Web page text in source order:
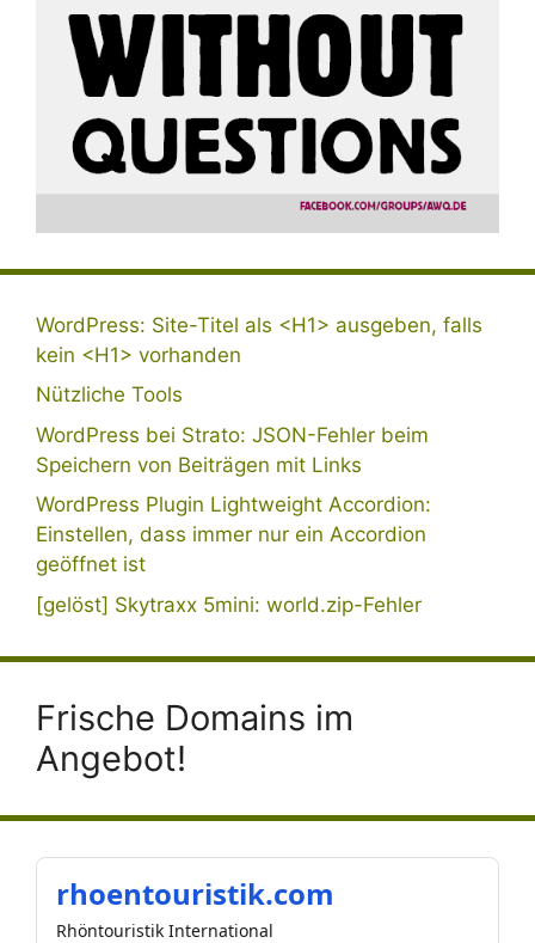
WordPress: Site-Titel als <H1> ausgeben, falls
kein <H1> vorhanden
Nützliche Tools
WordPress bei Strato: JSON-Fehler beim
Speichern von Beiträgen mit Links
WordPress Plugin Lightweight Accordion:
Einstellen, dass immer nur ein Accordion
geöffnet ist
[gelöst] Skytraxx 5mini: world.zip-Fehler
Frische Domains im
Angebot!
rhoentouristik.com
Rhöntouristik International